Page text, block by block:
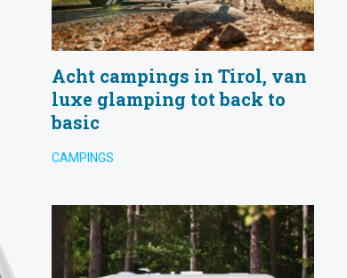
Acht campings in Tirol, van
luxe glamping tot back to
basic
CAMPINGS